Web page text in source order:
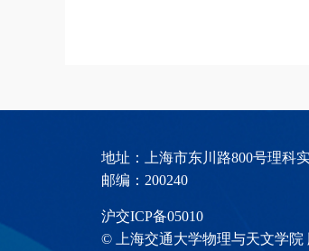
地址：上海市东川路800号理科
邮编：200240
沪交ICP备05010
© 上海交通大学物理与天文学院